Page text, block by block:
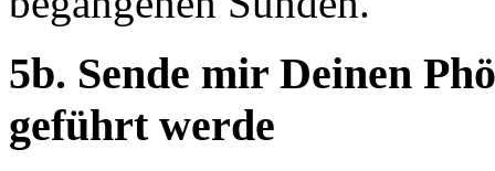
5b. Sende mir Deinen
geführt werde